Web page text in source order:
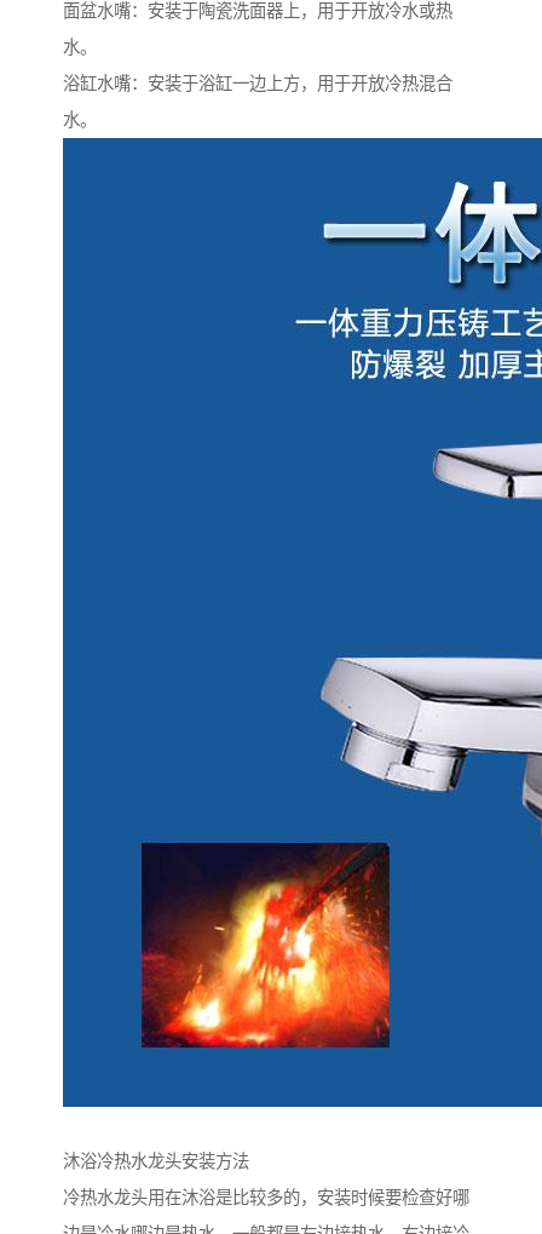
面盆水嘴：安装于陶瓷洗面器上，用于开放冷水或热
水。
浴缸水嘴：安装于浴缸一边上方，用于开放冷热混合
水。
沐浴冷热水龙头安装方法
冷热水龙头用在沐浴是比较多的，安装时候要检查好哪